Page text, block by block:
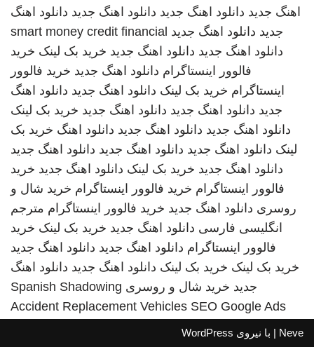
اهنگ جدید دانلود اهنگ جدید دانلود اهنگ جدید دانلود اهنگ
جدید دانلود اهنگ جدید smart money credit financial
دانلود اهنگ جدید دانلود اهنگ جدید خرید بک لینک خرید
فالوور اینستاگرام دانلود اهنگ جدید خرید فالوور
اینستاگرام خرید بک لینک دانلود اهنگ جدید دانلود اهنگ
جدید دانلود اهنگ جدید دانلود اهنگ جدید خرید بک لینک
دانلود اهنگ جدید دانلود اهنگ جدید دانلود اهنگ خرید بک
لینک دانلود اهنگ جدید دانلود اهنگ جدید دانلود اهنگ جدید
دانلود اهنگ جدید خرید بک لینک دانلود اهنگ جدید خرید
فالوور اینستاگرام خرید فالوور اینستاگرام خرید شال و
روسری دانلود اهنگ جدید خرید فالوور اینستاگرام مترجم
انگلیسی فارسی دانلود اهنگ جدید خرید بک لینک خرید
فالوور اینستاگرام دانلود اهنگ جدید دانلود اهنگ جدید
خرید بک لینک خرید بک لینک دانلود اهنگ جدید دانلود اهنگ
جدید خرید شال و روسری Spanish Shadowing
Accident Replacement Vehicles SEO Google Ads
Neve | با نیروی WordPress